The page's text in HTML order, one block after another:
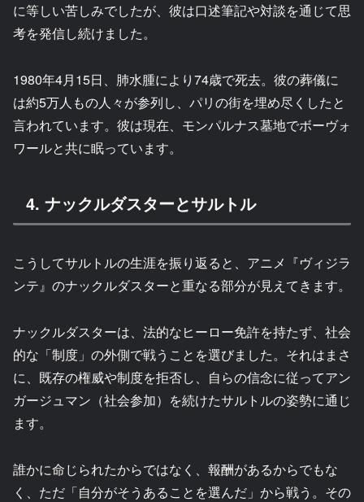
に等しい苦しみでしたが、彼は口述筆記や対談を通じて思
考を発信し続けました。
1980年4月15日、肺水腫により74歳で死去。彼の葬儀に
は約5万人もの人々が参列し、パリの街を埋め尽くしたと
言われています。彼は現在、モンパルナス墓地でボーヴォ
ワールと共に眠っています。
4. ナックルダスターとサルトル
こうしてサルトルの生涯を振り返ると、アニメ『ヴィジラ
ンテ』のナックルダスターと重なる部分が見えてきます。
ナックルダスターは、法的なヒーロー免許を持たず、社会
的な「制度」の外側で戦うことを選びました。それはまさ
に、既存の権威や制度を拒否し、自らの信念に従ってアン
ガージュマン（社会参加）を続けたサルトルの姿勢に通じ
ます。
誰かに命じられたからではなく、報酬があるからでもな
く、ただ「自分がそうあることを選んだ」から戦う。その